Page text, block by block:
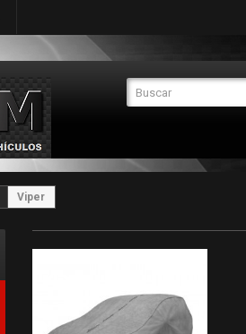
Viper